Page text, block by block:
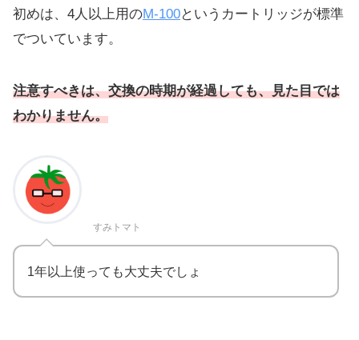
初めは、4人以上用のM-100というカートリッジが標準
でついています。
注意すべきは、交換の時期が経過しても、見た目では
わかりません。
すみトマト
1年以上使っても大丈夫でしょ